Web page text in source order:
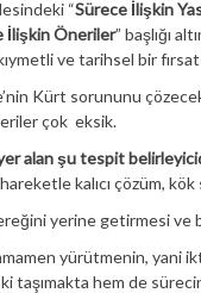
“Sürece İlişkin
İlişkin Öneriler” başlığı
ve tarihsel bir
Kürt sorununu
çok eksik.
alan şu tespit
kalıcı çözüm, kök
yerine getirmesi ve
yürütmenin, yani
taşımakta hem de